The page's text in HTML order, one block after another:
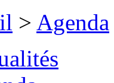
> Agenda